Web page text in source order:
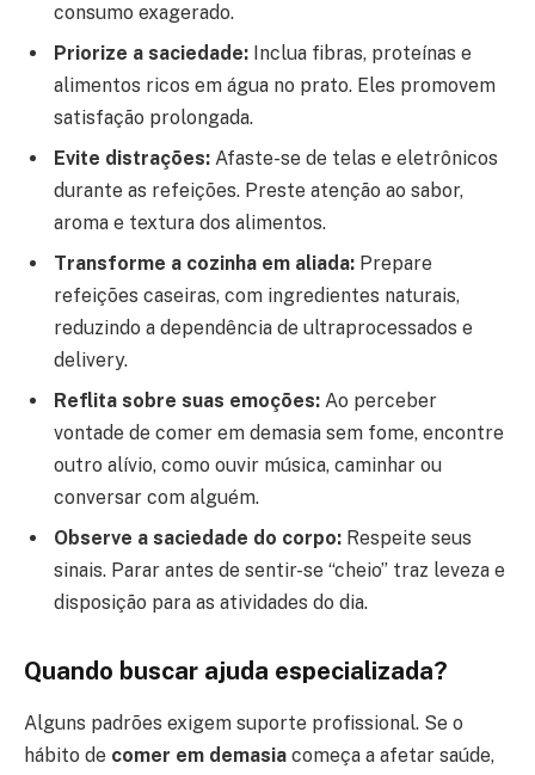
consumo exagerado.
Priorize a saciedade: Inclua fibras, proteínas e
alimentos ricos em água no prato. Eles promovem
satisfação prolongada.
Evite distrações: Afaste-se de telas e eletrônicos
durante as refeições. Preste atenção ao sabor,
aroma e textura dos alimentos.
Transforme a cozinha em aliada: Prepare
refeições caseiras, com ingredientes naturais,
reduzindo a dependência de ultraprocessados e
delivery.
Reflita sobre suas emoções: Ao perceber
vontade de comer em demasia sem fome, encontre
outro alívio, como ouvir música, caminhar ou
conversar com alguém.
Observe a saciedade do corpo: Respeite seus
sinais. Parar antes de sentir-se “cheio” traz leveza e
disposição para as atividades do dia.
Quando buscar ajuda especializada?
Alguns padrões exigem suporte profissional. Se o
hábito de comer em demasia começa a afetar saúde,